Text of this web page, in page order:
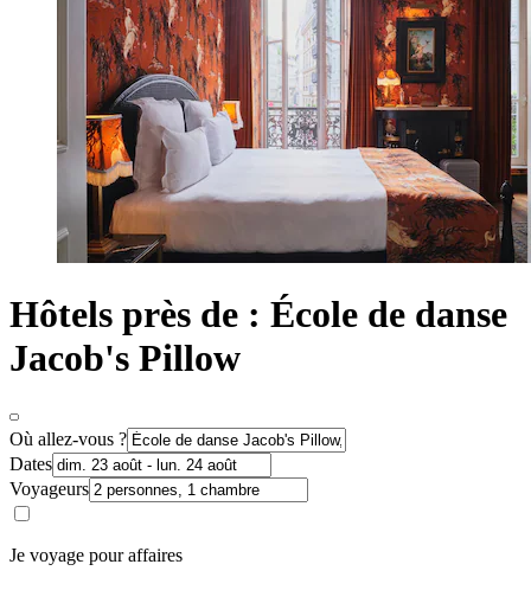
Hôtels près de : École de danse
Jacob's Pillow
Où allez-vous ?
Dates
Voyageurs
Je voyage pour affaires